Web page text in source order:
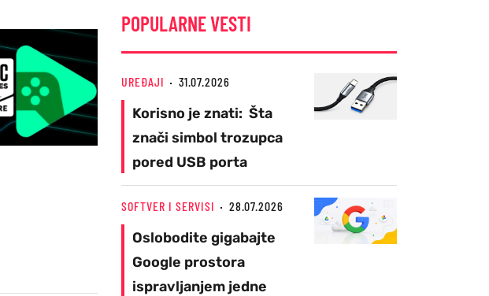
POPULARNE VESTI
UREĐAJI 31.07.2026
Korisno je znati: Šta
znači simbol trozupca
pored USB porta
SOFTVER I SERVISI 28.07.2026
Oslobodite gigabajte
Google prostora
ispravljanjem jedne